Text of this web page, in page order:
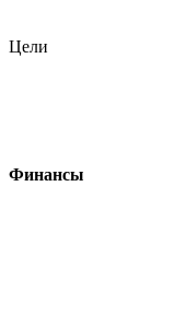
Цели
Финансы